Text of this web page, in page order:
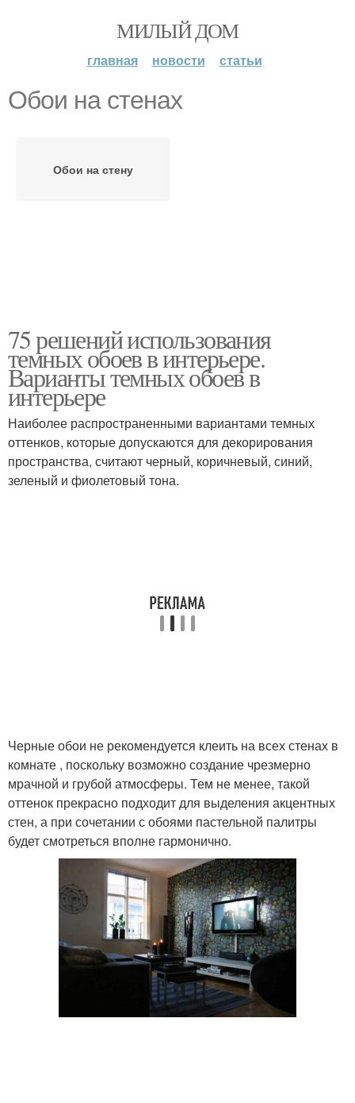
МИЛЫЙ ДОМ
главная новости статьи
Обои на стенах
Обои на стену
75 решений использования
темных обоев в интерьере.
Варианты темных обоев в
интерьере
Наиболее распространенными вариантами темных
оттенков, которые допускаются для декорирования
пространства, считают черный, коричневый, синий,
зеленый и фиолетовый тона.
Черные обои не рекомендуется клеить на всех стенах в
комнате , поскольку возможно создание чрезмерно
мрачной и грубой атмосферы. Тем не менее, такой
оттенок прекрасно подходит для выделения акцентных
стен, а при сочетании с обоями пастельной палитры
будет смотреться вполне гармонично.